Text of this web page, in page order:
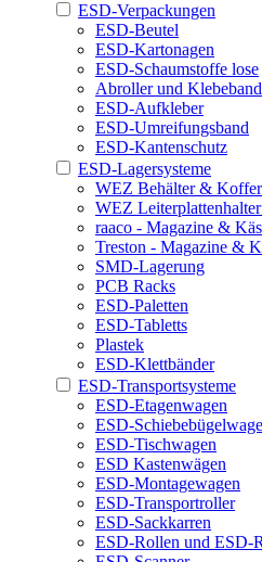
ESD-Verpackungen
ESD-Beutel
ESD-Kartonagen
ESD-Schaumstoffe lose
Abroller und Klebeband
ESD-Aufkleber
ESD-Umreifungsband
ESD-Kantenschutz
ESD-Lagersysteme
WEZ Behälter & Koffer
WEZ
raaco - Magazine &
Treston - Magazine &
SMD-Lagerung
PCB Racks
ESD-Paletten
ESD-Tabletts
Plastek
ESD-Klettbänder
ESD-Transportsysteme
ESD-Etagenwagen
ESD-
ESD-Tischwagen
ESD Kastenwägen
ESD-Montagewagen
ESD-Transportroller
ESD-Sackkarren
ESD-Rollen und ESD-